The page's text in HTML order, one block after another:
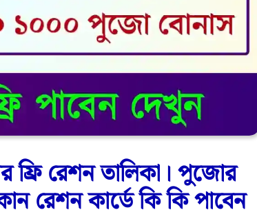
রেশন তালিকা। পুজোর
রেশন কার্ডে কি কি পাবেন